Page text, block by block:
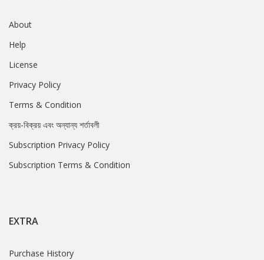
About
Help
License
Privacy Policy
Terms & Condition
ক্রয়-বিক্রয় এবং অন্যান্য শর্তাবলী
Subscription Privacy Policy
Subscription Terms & Condition
EXTRA
Purchase History